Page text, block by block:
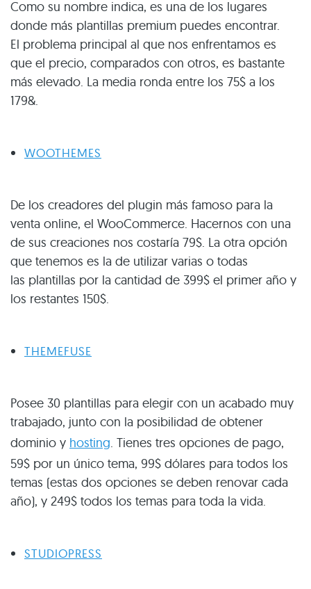
Como su nombre indica, es una de los lugares
donde más plantillas premium puedes encontrar.
El problema principal al que nos enfrentamos es
que el precio, comparados con otros, es bastante
más elevado. La media ronda entre los 75$ a los
179&.
WOOTHEMES
De los creadores del plugin más famoso para la
venta online, el WooCommerce. Hacernos con una
de sus creaciones nos costaría 79$. La otra opción
que tenemos es la de utilizar varias o todas
las plantillas por la cantidad de 399$ el primer año y
los restantes 150$.
THEMEFUSE
Posee 30 plantillas para elegir con un acabado muy
trabajado, junto con la posibilidad de obtener
dominio y hosting. Tienes tres opciones de pago,
59$ por un único tema, 99$ dólares para todos los
temas (estas dos opciones se deben renovar cada
año), y 249$ todos los temas para toda la vida.
STUDIOPRESS